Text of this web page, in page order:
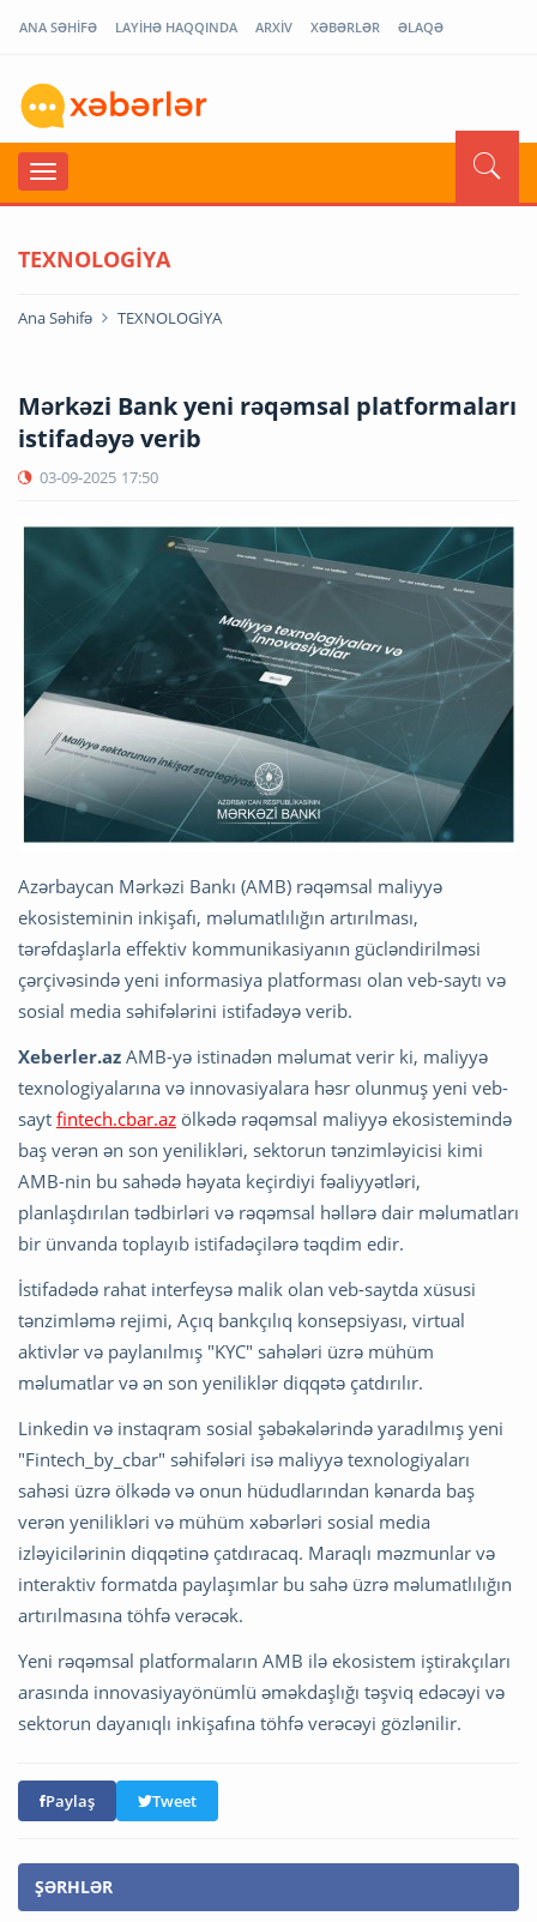
ANA SƏHİFƏ LAYİHƏ HAQQINDA ARXİV XƏBƏRLƏR ƏLAQƏ
TEXNOLOGİYA
Ana Səhifə TEXNOLOGİYA
Mərkəzi Bank yeni rəqəmsal platformaları
istifadəyə verib
03-09-2025 17:50
Azərbaycan Mərkəzi Bankı (AMB) rəqəmsal maliyyə
ekosisteminin inkişafı, məlumatlılığın artırılması,
tərəfdaşlarla effektiv kommunikasiyanın gücləndirilməsi
çərçivəsində yeni informasiya platforması olan veb-saytı və
sosial media səhifələrini istifadəyə verib.
Xeberler.az AMB-yə istinadən məlumat verir ki, maliyyə
texnologiyalarına və innovasiyalara həsr olunmuş yeni veb-
sayt fintech.cbar.az ölkədə rəqəmsal maliyyə ekosistemində
baş verən ən son yenilikləri, sektorun tənzimləyicisi kimi
AMB-nin bu sahədə həyata keçirdiyi fəaliyyətləri,
planlaşdırılan tədbirləri və rəqəmsal həllərə dair məlumatları
bir ünvanda toplayıb istifadəçilərə təqdim edir.
İstifadədə rahat interfeysə malik olan veb-saytda xüsusi
tənzimləmə rejimi, Açıq bankçılıq konsepsiyası, virtual
aktivlər və paylanılmış "KYC" sahələri üzrə mühüm
məlumatlar və ən son yeniliklər diqqətə çatdırılır.
Linkedin və instaqram sosial şəbəkələrində yaradılmış yeni
"Fintech_by_cbar" səhifələri isə maliyyə texnologiyaları
sahəsi üzrə ölkədə və onun hüdudlarından kənarda baş
verən yenilikləri və mühüm xəbərləri sosial media
izləyicilərinin diqqətinə çatdıracaq. Maraqlı məzmunlar və
interaktiv formatda paylaşımlar bu sahə üzrə məlumatlılığın
artırılmasına töhfə verəcək.
Yeni rəqəmsal platformaların AMB ilə ekosistem iştirakçıları
arasında innovasiyayönümlü əməkdaşlığı təşviq edəcəyi və
sektorun dayanıqlı inkişafına töhfə verəcəyi gözlənilir.
Paylaş Tweet
ŞƏRHLƏR